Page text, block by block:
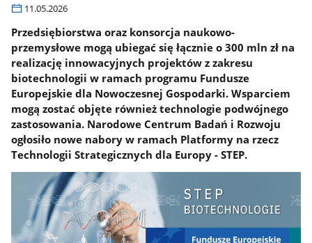
11.05.2026
Przedsiębiorstwa oraz konsorcja naukowo-
przemysłowe mogą ubiegać się łącznie o 300 mln zł na
realizację innowacyjnych projektów z zakresu
biotechnologii w ramach programu Fundusze
Europejskie dla Nowoczesnej Gospodarki. Wsparciem
mogą zostać objęte również technologie podwójnego
zastosowania. Narodowe Centrum Badań i Rozwoju
ogłosiło nowe nabory w ramach Platformy na rzecz
Technologii Strategicznych dla Europy - STEP.